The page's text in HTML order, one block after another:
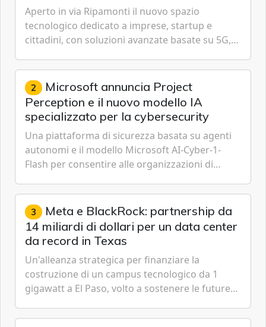
Aperto in via Ripamonti il nuovo spazio
tecnologico dedicato a imprese, startup e
cittadini, con soluzioni avanzate basate su 5G,
Cybersecurity.
2 Microsoft annuncia Project
Perception e il nuovo modello IA
specializzato per la cybersecurity
Una piattaforma di sicurezza basata su agenti
autonomi e il modello Microsoft AI-Cyber-1-
Flash per consentire alle organizzazioni di
gestione continua del rischio.
3 Meta e BlackRock: partnership da
14 miliardi di dollari per un data center
da record in Texas
Un'alleanza strategica per finanziare la
costruzione di un campus tecnologico da 1
gigawatt a El Paso, volto a sostenere le future
artificiale dell'azienda di Mark Zuckerberg.